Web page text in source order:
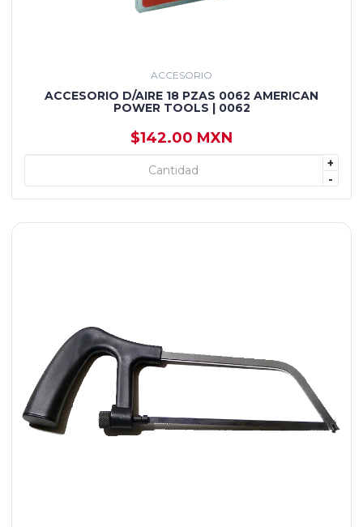
ACCESORIO
ACCESORIO D/AIRE 18 PZAS 0062 AMERICAN
POWER TOOLS | 0062
$142.00 MXN
+
-
+ AGREGAR